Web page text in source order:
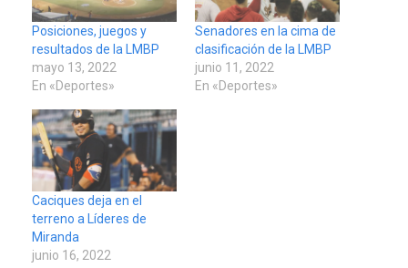
Posiciones, juegos y
resultados de la LMBP
mayo 13, 2022
En «Deportes»
Senadores en la cima de
clasificación de la LMBP
junio 11, 2022
En «Deportes»
Caciques deja en el
terreno a Líderes de
Miranda
junio 16, 2022